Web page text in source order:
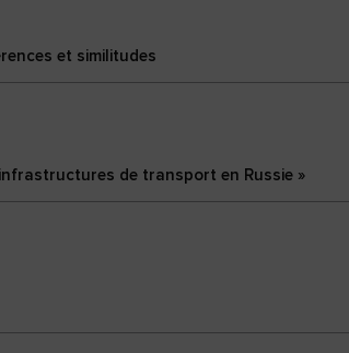
et similitudes
de transport en Russie »